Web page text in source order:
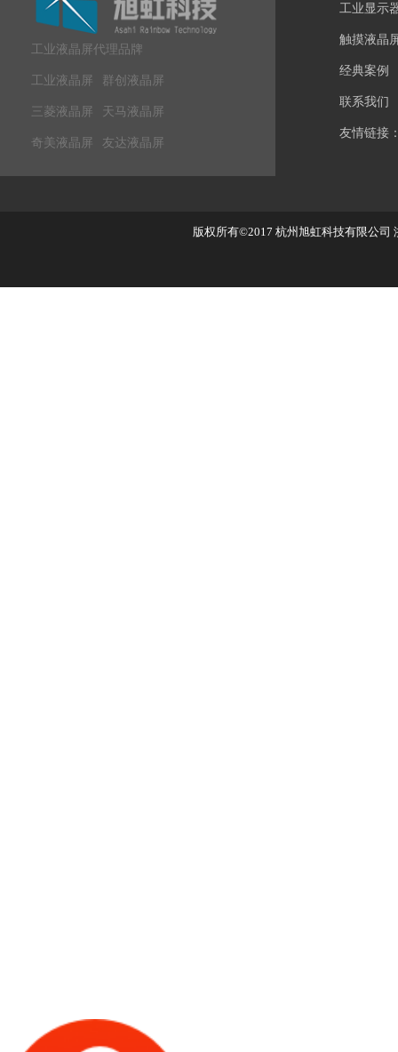
工业液晶屏代理品牌
工业液晶屏 群创液晶屏
三菱液晶屏 天马液晶屏
奇美液晶屏 友达液晶屏
工业显示
触摸液晶
经典案例
联系我们
友情链接
版权所有©2017 杭州旭虹科技有限公司